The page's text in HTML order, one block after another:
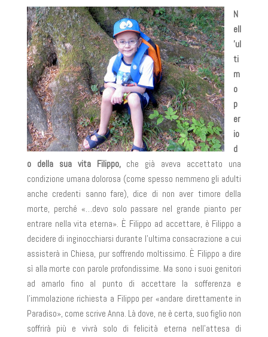
N
ell
’ul
ti
m
o
p
er
io
d
o della sua vita Filippo, che già aveva accettato una
condizione umana dolorosa (come spesso nemmeno gli adulti
anche credenti sanno fare), dice di non aver timore della
morte, perché «…devo solo passare nel grande pianto per
entrare nella vita eterna». È Filippo ad accettare, è Filippo a
decidere di inginocchiarsi durante l’ultima consacrazione a cui
assisterà in Chiesa, pur soffrendo moltissimo. È Filippo a dire
sì alla morte con parole profondissime. Ma sono i suoi genitori
ad amarlo fino al punto di accettare la sofferenza e
l’immolazione richiesta a Filippo per «andare direttamente in
Paradiso», come scrive Anna. Là dove, ne è certa, suo figlio non
soffrirà più e vivrà solo di felicità eterna nell’attesa di